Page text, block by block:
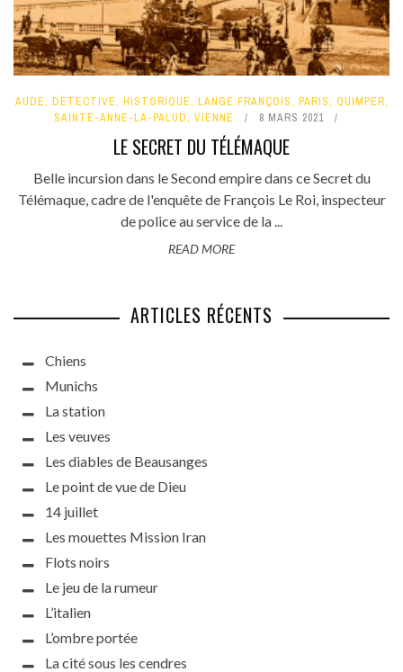
AUDE, DÉTECTIVE, HISTORIQUE, LANGE FRANÇOIS, PARIS, QUIMPER,
SAINTE-ANNE-LA-PALUD, VIENNE 8 MARS 2021
LE SECRET DU TÉLÉMAQUE
Belle incursion dans le Second empire dans ce Secret du
Télémaque, cadre de l'enquête de François Le Roi, inspecteur
de police au service de la ...
READ MORE
ARTICLES RÉCENTS
Chiens
Munichs
La station
Les veuves
Les diables de Beausanges
Le point de vue de Dieu
14 juillet
Les mouettes Mission Iran
Flots noirs
Le jeu de la rumeur
L’italien
L’ombre portée
La cité sous les cendres